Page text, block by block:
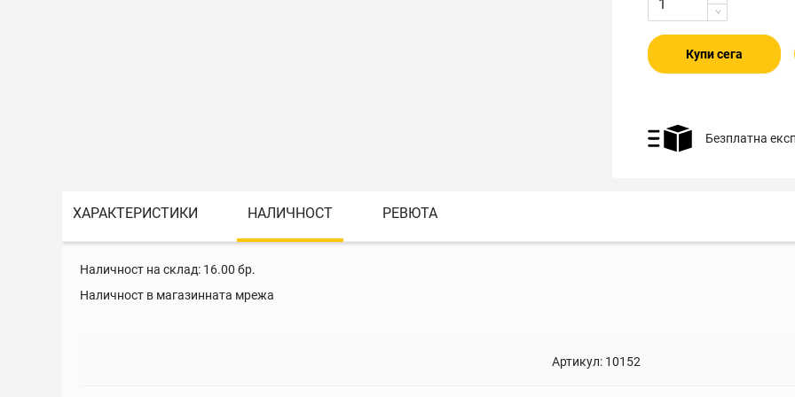
Купи сега
Безплатна
ХАРАКТЕРИСТИКИ НАЛИЧНОСТ РЕВЮТА
Наличност на склад: 16.00 бр.
Наличност в магазинната мрежа
Артикул: 10152